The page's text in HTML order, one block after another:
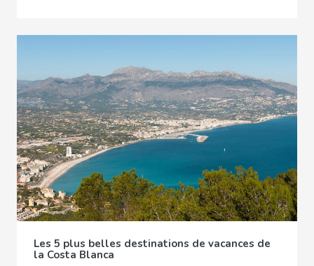
Les 5 plus belles destinations de vacances de
la Costa Blanca